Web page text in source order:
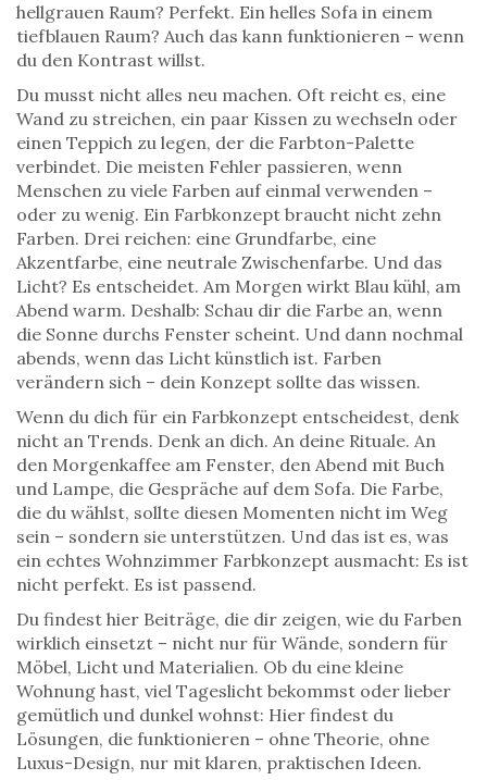
hellgrauen Raum? Perfekt. Ein helles Sofa in einem
tiefblauen Raum? Auch das kann funktionieren – wenn
du den Kontrast willst.
Du musst nicht alles neu machen. Oft reicht es, eine
Wand zu streichen, ein paar Kissen zu wechseln oder
einen Teppich zu legen, der die Farbton-Palette
verbindet. Die meisten Fehler passieren, wenn
Menschen zu viele Farben auf einmal verwenden –
oder zu wenig. Ein Farbkonzept braucht nicht zehn
Farben. Drei reichen: eine Grundfarbe, eine
Akzentfarbe, eine neutrale Zwischenfarbe. Und das
Licht? Es entscheidet. Am Morgen wirkt Blau kühl, am
Abend warm. Deshalb: Schau dir die Farbe an, wenn
die Sonne durchs Fenster scheint. Und dann nochmal
abends, wenn das Licht künstlich ist. Farben
verändern sich – dein Konzept sollte das wissen.
Wenn du dich für ein Farbkonzept entscheidest, denk
nicht an Trends. Denk an dich. An deine Rituale. An
den Morgenkaffee am Fenster, den Abend mit Buch
und Lampe, die Gespräche auf dem Sofa. Die Farbe,
die du wählst, sollte diesen Momenten nicht im Weg
sein – sondern sie unterstützen. Und das ist es, was
ein echtes Wohnzimmer Farbkonzept ausmacht: Es ist
nicht perfekt. Es ist passend.
Du findest hier Beiträge, die dir zeigen, wie du Farben
wirklich einsetzt – nicht nur für Wände, sondern für
Möbel, Licht und Materialien. Ob du eine kleine
Wohnung hast, viel Tageslicht bekommst oder lieber
gemütlich und dunkel wohnst: Hier findest du
Lösungen, die funktionieren – ohne Theorie, ohne
Luxus-Design, nur mit klaren, praktischen Ideen.